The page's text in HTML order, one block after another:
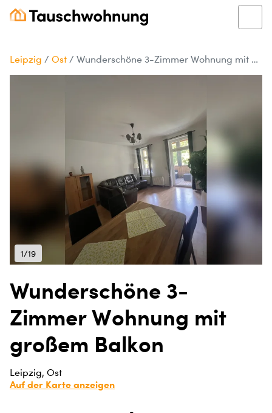
Leipzig / Ost / Wunderschöne 3-Zimmer Wohnung mit großem Balkon
1/19
Wunderschöne 3-
Zimmer Wohnung mit
großem Balkon
Leipzig, Ost
Auf der Karte anzeigen